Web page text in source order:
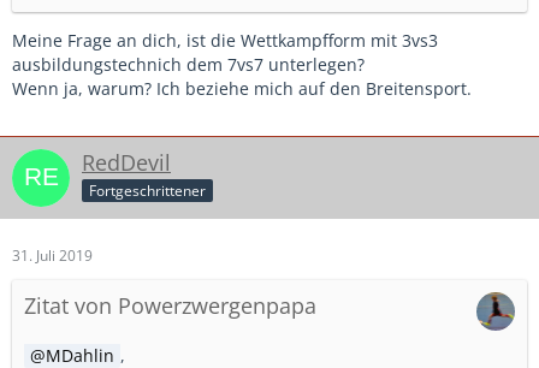
Meine Frage an dich, ist die Wettkampfform mit 3vs3
ausbildungstechnich dem 7vs7 unterlegen?
Wenn ja, warum? Ich beziehe mich auf den Breitensport.
RedDevil
Fortgeschrittener
31. Juli 2019
Zitat von Powerzwergenpapa
MDahlin ,